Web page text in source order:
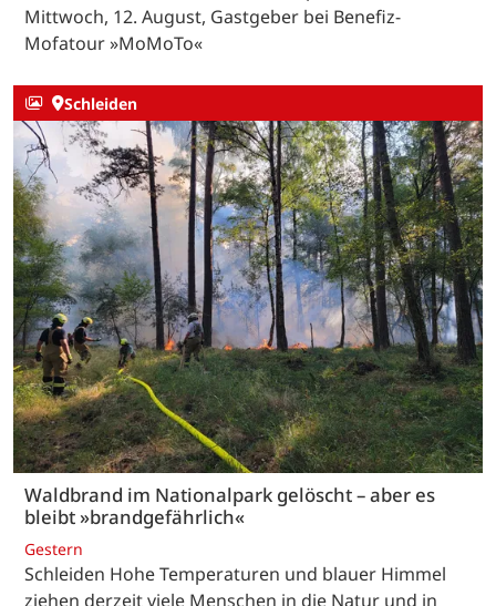
Mittwoch, 12. August, Gastgeber bei Benefiz-
Mofatour »MoMoTo«
Schleiden
Waldbrand im Nationalpark gelöscht – aber es
bleibt »brandgefährlich«
Gestern
Schleiden Hohe Temperaturen und blauer Himmel
ziehen derzeit viele Menschen in die Natur und in